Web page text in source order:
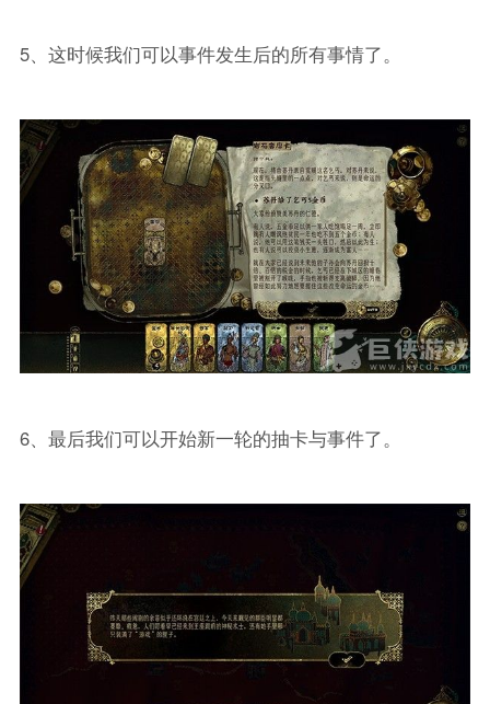
5、这时候我们可以事件发生后的所有事情了。
6、最后我们可以开始新一轮的抽卡与事件了。